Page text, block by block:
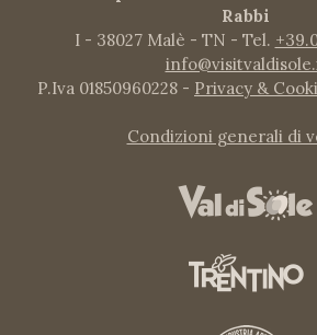
Rabbi
I - 38027 Malè - TN - Tel.
P.Iva 01850960228 - Privacy &
Condizioni generali di